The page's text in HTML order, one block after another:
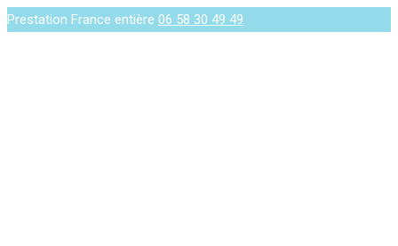
Prestation France entière 06 58 30 49 49